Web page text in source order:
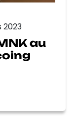
2023
au